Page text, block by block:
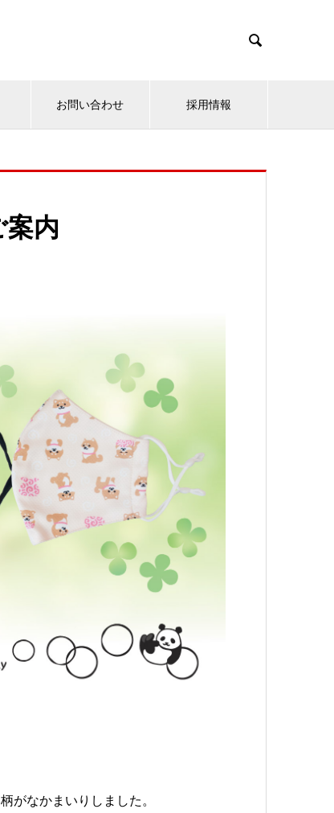

お問い合わせ 採用情報
内
がなかまいりしました。